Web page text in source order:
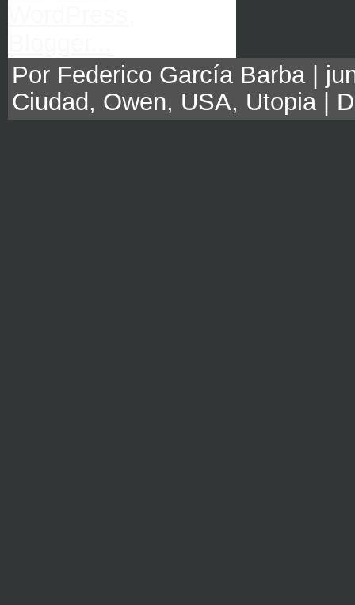
Por Federico García Barba |
Ciudad , Owen, USA, Utopia|